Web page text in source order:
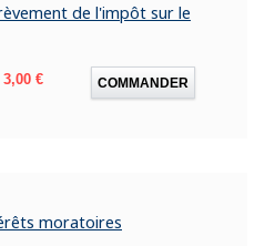
de l'impôt sur le
Prix
3,00 € COMMANDER
moratoires